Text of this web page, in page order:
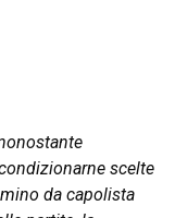
scelte
da capolista